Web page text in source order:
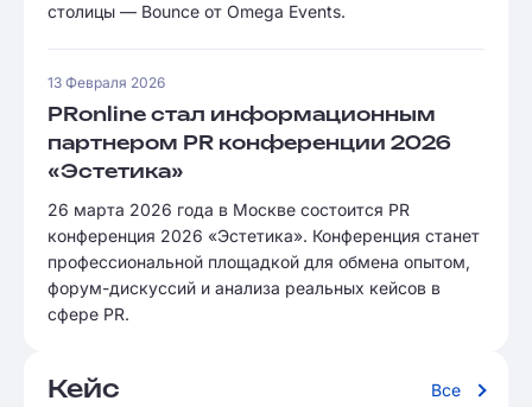
столицы — Bounce от Omega Events.
13 Февраля 2026
PRonline стал информационным
партнером PR конференции 2026
«Эстетика»
26 марта 2026 года в Москве состоится PR
конференция 2026 «Эстетика». Конференция станет
профессиональной площадкой для обмена опытом,
форум-дискуссий и анализа реальных кейсов в
сфере PR.
Кейс Все